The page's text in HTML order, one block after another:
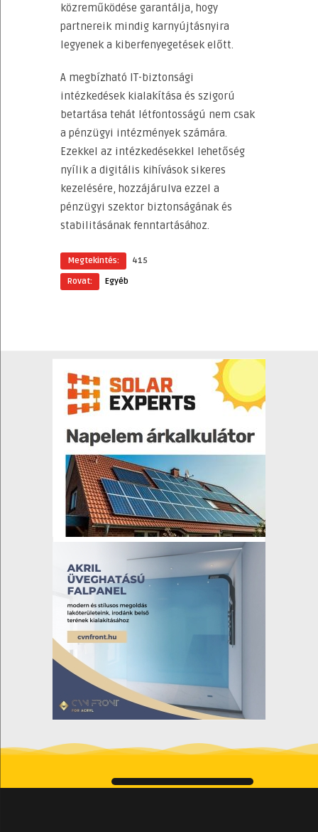
közreműködése garantálja, hogy
partnereik mindig karnyújtásnyira
legyenek a kiberfenyegetések előtt.
A megbízható IT-biztonsági
intézkedések kialakítása és szigorú
betartása tehát létfontosságú nem csak
a pénzügyi intézmények számára.
Ezekkel az intézkedésekkel lehetőség
nyílik a digitális kihívások sikeres
kezelésére, hozzájárulva ezzel a
pénzügyi szektor biztonságának és
stabilitásának fenntartásához.
Megtekintés:
415
Rovat:
Egyéb